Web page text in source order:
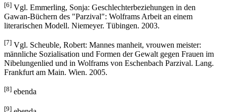
[6] Vgl. Emmerling, Sonja: Geschlechterbeziehungen in den
Gawan-Büchern des "Parzival": Wolframs Arbeit an einem
literarischen Modell. Niemeyer. Tübingen. 2003.
[7] Vgl. Scheuble, Robert: Mannes manheit, vrouwen meister:
männliche Sozialisation und Formen der Gewalt gegen Frauen im
Nibelungenlied und in Wolframs von Eschenbach Parzival. Lang.
Frankfurt am Main. Wien. 2005.
[8] ebenda
[9]